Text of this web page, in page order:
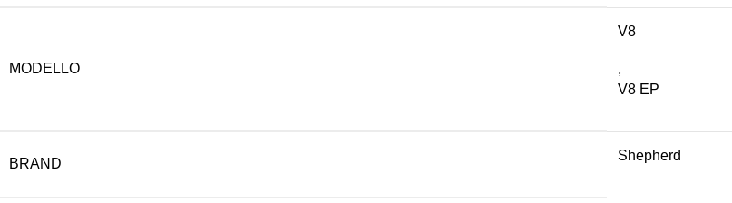
MODELLO
V8
,
V8 EP
BRAND
Shepherd